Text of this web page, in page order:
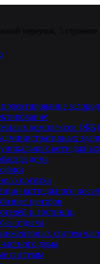
переулок, 5 строение
комплексов (ЖК)
коттеджных
дома
поселка
коттеджного
центров
и гостиниц
отдыха
систем
дома
системы